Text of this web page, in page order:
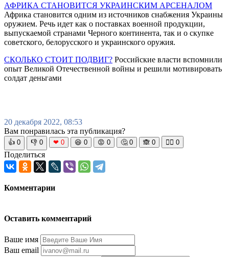
АФРИКА СТАНОВИТСЯ УКРАИНСКИМ АРСЕНАЛОМ
Африка становится одним из источников снабжения Украины
оружием. Речь идет как о поставках военной продукции,
выпускаемой странами Черного континента, так и о скупке
советского, белорусского и украинского оружия.
СКОЛЬКО СТОИТ ПОДВИГ? Российские власти вспомнили
опыт Великой Отечественной войны и решили мотивировать
солдат деньгами
20 декабря 2022, 08:53
Вам понравилась эта публикация?
👍 0 👎 0 ❤ 0 😆 0 😡 0 🤔 0 🙈 0 🧘‍♀️ 0
Поделиться
Комментарии
Оставить комментарий
Ваше имя
Ваш email